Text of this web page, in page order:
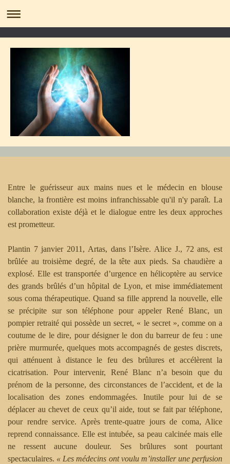
Entre le guérisseur aux mains nues et le médecin en blouse
blanche, la frontière est moins infranchissable qu'il n'y paraît. La
collaboration existe déjà et le dialogue entre les deux approches
est prometteur.
Plantin 7 janvier 2011, Artas, dans l’Isère. Alice J., 72 ans, est
brûlée au troisième degré, de la tête aux pieds. Sa chaudière a
explosé. Elle est transportée d’urgence en hélicoptère au service
des grands brûlés d’un hôpital de Lyon, et mise immédiatement
sous coma thérapeutique. Quand sa fille apprend la nouvelle, elle
se précipite sur son téléphone pour appeler René Blanc, un
pompier retraité qui possède un secret, « le secret », comme on a
coutume de le dire, pour désigner le don du barreur de feu : une
prière murmurée, quelques mots accompagnés de gestes discrets,
qui atténuent à distance le feu des brûlures et accélèrent la
cicatrisation. Pour intervenir, René Blanc n’a besoin que du
prénom de la personne, des circonstances de l’accident, et de la
localisation des zones endommagées. Inutile pour lui de se
déplacer au chevet de ceux qu’il aide, tout se fait par téléphone,
pour rendre service. Après trente-quatre jours de coma, Alice
reprend connaissance. Elle est intubée, sa peau calcinée mais elle
ne ressent aucune douleur. Ses brûlures sont pourtant
spectaculaires. « ­Les médecins ont voulu m’installer une perfusion